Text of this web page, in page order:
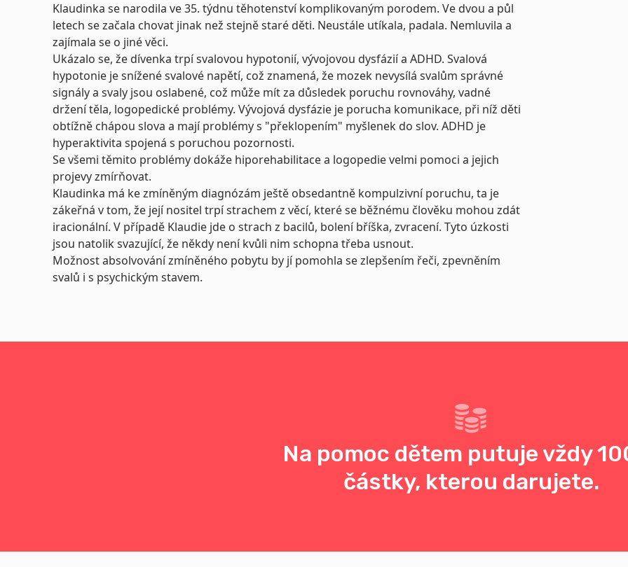
Klaudinka se narodila ve 35. týdnu těhotenství komplikovaným porodem. Ve dvou a půl
letech se začala chovat jinak než stejně staré děti. Neustále utíkala, padala. Nemluvila a
zajímala se o jiné věci.
Ukázalo se, že dívenka trpí svalovou hypotonií, vývojovou dysfázií a ADHD. Svalová
hypotonie je snížené svalové napětí, což znamená, že mozek nevysílá svalům správné
signály a svaly jsou oslabené, což může mít za důsledek poruchu rovnováhy, vadné
držení těla, logopedické problémy. Vývojová dysfázie je porucha komunikace, při níž děti
obtížně chápou slova a mají problémy s "překlopením" myšlenek do slov. ADHD je
hyperaktivita spojená s poruchou pozornosti.
Se všemi těmito problémy dokáže hiporehabilitace a logopedie velmi pomoci a jejich
projevy zmírňovat.
Klaudinka má ke zmíněným diagnózám ještě obsedantně kompulzivní poruchu, ta je
zákeřná v tom, že její nositel trpí strachem z věcí, které se běžnému člověku mohou zdát
iracionální. V případě Klaudie jde o strach z bacilů, bolení bříška, zvracení. Tyto úzkosti
jsou natolik svazující, že někdy není kvůli nim schopna třeba usnout.
Možnost absolvování zmíněného pobytu by jí pomohla se zlepšením řeči, zpevněním
svalů i s psychickým stavem.
Na pomoc dětem putuje vždy
částky, kterou darujete.